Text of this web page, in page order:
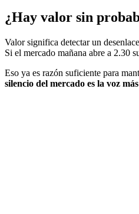
¿Hay valor sin
Valor significa detectar un
Si el mercado mañana abre a 2.30
Eso ya es razón suficiente para
silencio del mercado es la voz